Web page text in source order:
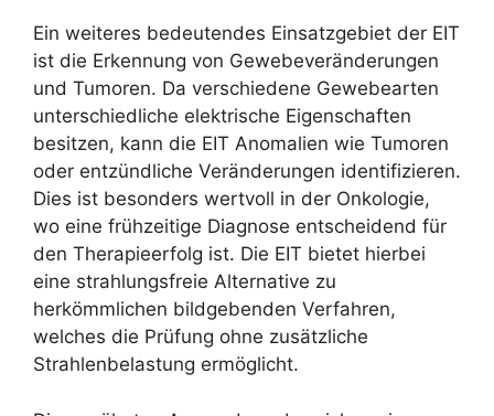
Ein weiteres bedeutendes Einsatzgebiet der EIT
ist die Erkennung von Gewebeveränderungen
und Tumoren. Da verschiedene Gewebearten
unterschiedliche elektrische Eigenschaften
besitzen, kann die EIT Anomalien wie Tumoren
oder entzündliche Veränderungen identifizieren.
Dies ist besonders wertvoll in der Onkologie,
wo eine frühzeitige Diagnose entscheidend für
den Therapieerfolg ist. Die EIT bietet hierbei
eine strahlungsfreie Alternative zu
herkömmlichen bildgebenden Verfahren,
welches die Prüfung ohne zusätzliche
Strahlenbelastung ermöglicht.